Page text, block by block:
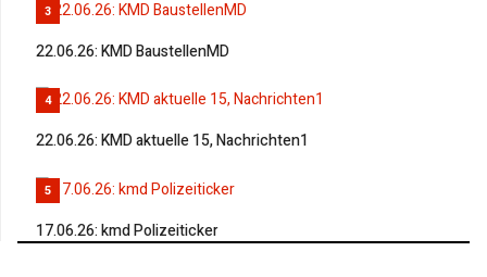
3
22.06.26: KMD BaustellenMD
4
22.06.26: KMD aktuelle 15, Nachrichten1
5
17.06.26: kmd Polizeiticker